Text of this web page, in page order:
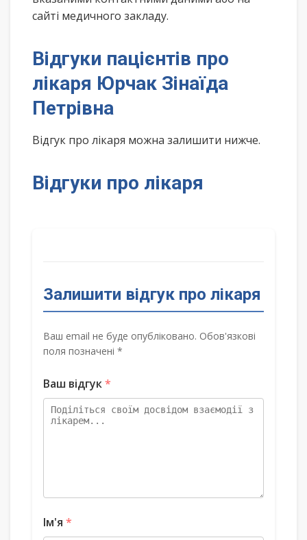
сайті медичного закладу.
Відгуки пацієнтів про
лікаря Юрчак Зінаїда
Петрівна
Відгук про лікаря можна залишити нижче.
Відгуки про лікаря
Залишити відгук про лікаря
Ваш email не буде опубліковано. Обов'язкові
поля позначені *
Ваш відгук*
Ім'я *